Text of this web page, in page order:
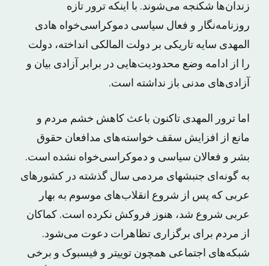
زندان‌ها شکنجه می‌شوند. با اینکه ترور تازه
روزنامه‌نگار و فعال سیاسی دموکراسی‌خواه هادی
المهدی سایه تاریکی بر دولت المالکی انداخته، دولت
را از ادامه وضع محدودیت‌هایی در برابر آزادی بیان و
آزادی‌های مدنی باز نداشته است.
اما ترور المهدی تاکنون باعث کاهش خشم مردم و
مانع از افزایش سقف خواسته‌های مدافعان حقوق
بشر و فعالان سیاسی و دموکراسی‌خواه نشده است.
به گونه‌ای جنبشهای مردمی سال گذشته در کشورهای
عربی که پس از شروع انقلاب‌های موسوم به بهار
عربی شروع شد، هنوز فروکش نکرده است. کماکان
از مردم برای برگزاری تظاهرات دعوت می‌شود.
شبکه‌های اجتماعی همچون توییتر و فیسبوک و برخی